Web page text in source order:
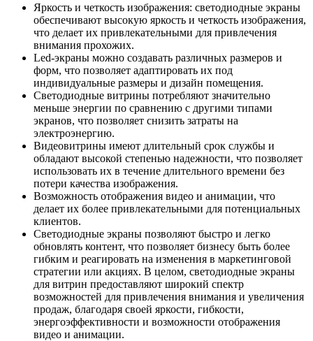
Яркость и четкость изображения: светодиодные экраны
обеспечивают высокую яркость и четкость изображения,
что делает их привлекательными для привлечения
внимания прохожих.
Led-экраны можно создавать различных размеров и
форм, что позволяет адаптировать их под
индивидуальные размеры и дизайн помещения.
Светодиодные витрины потребляют значительно
меньше энергии по сравнению с другими типами
экранов, что позволяет снизить затраты на
электроэнергию.
Видеовитрины имеют длительный срок службы и
обладают высокой степенью надежности, что позволяет
использовать их в течение длительного времени без
потери качества изображения.
Возможность отображения видео и анимации, что
делает их более привлекательными для потенциальных
клиентов.
Светодиодные экраны позволяют быстро и легко
обновлять контент, что позволяет бизнесу быть более
гибким и реагировать на изменения в маркетинговой
стратегии или акциях. В целом, светодиодные экраны
для витрин предоставляют широкий спектр
возможностей для привлечения внимания и увеличения
продаж, благодаря своей яркости, гибкости,
энергоэффективности и возможности отображения
видео и анимации.